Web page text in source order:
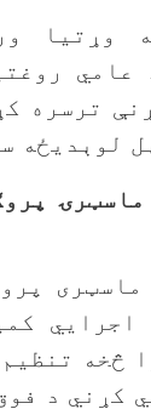
ترسره
تنظیم
د فوق